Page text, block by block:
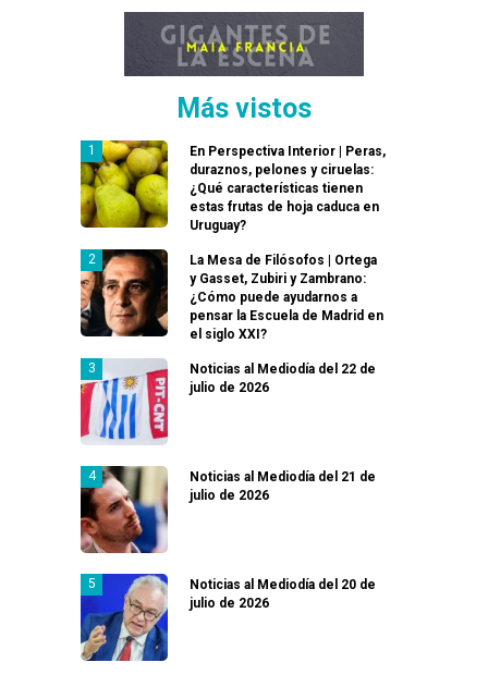
Más vistos
En Perspectiva Interior | Peras,
duraznos, pelones y ciruelas:
¿Qué características tienen
estas frutas de hoja caduca en
Uruguay?
La Mesa de Filósofos | Ortega
y Gasset, Zubiri y Zambrano:
¿Cómo puede ayudarnos a
pensar la Escuela de Madrid en
el siglo XXI?
Noticias al Mediodía del 22 de
julio de 2026
Noticias al Mediodía del 21 de
julio de 2026
Noticias al Mediodía del 20 de
julio de 2026